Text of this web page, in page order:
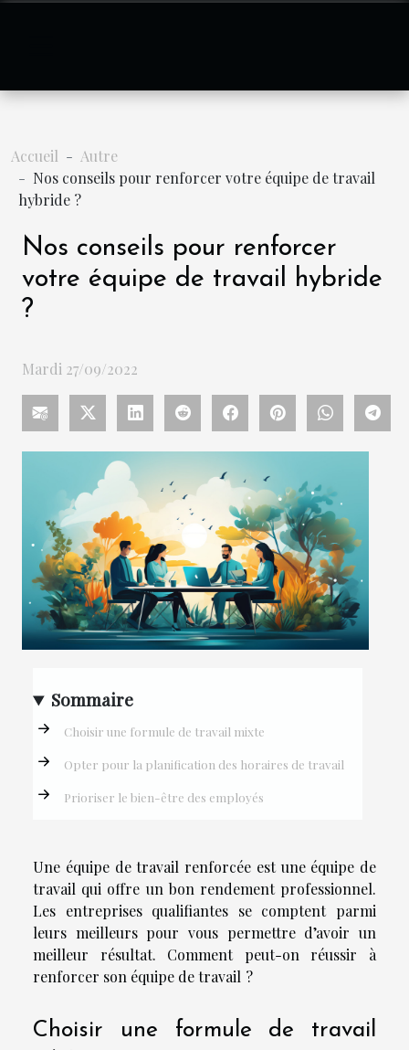
Accueil
Autre
Nos conseils pour renforcer votre équipe de travail
hybride ?
Nos conseils pour renforcer
votre équipe de travail hybride
?
Mardi 27/09/2022
Sommaire
Choisir une formule de travail mixte
Opter pour la planification des horaires de travail
Prioriser le bien-être des employés
Une équipe de travail renforcée est une équipe de
travail qui offre un bon rendement professionnel.
Les entreprises qualifiantes se comptent parmi
leurs meilleurs pour vous permettre d’avoir un
meilleur résultat. Comment peut-on réussir à
renforcer son équipe de travail ?
Choisir une formule de travail